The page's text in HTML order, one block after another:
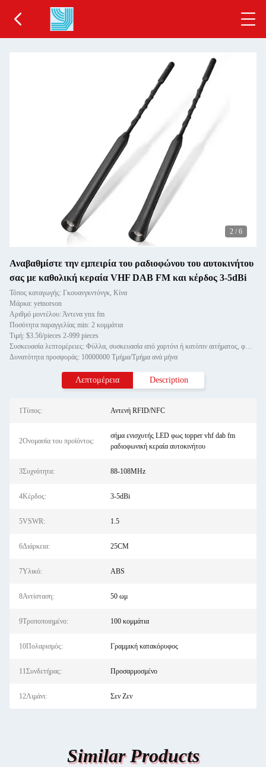
2 / 6
Αναβαθμίστε την εμπειρία του ραδιοφώνου του αυτοκινήτου
σας με καθολική κεραία VHF DAB FM και κέρδος 3-5dBi
Τόπος καταγωγής: Γκουανγκντόνγκ, Κίνα
Μάρκα: yetnorson
Αριθμό μοντέλου: Άντενα ynx fm
Ποσότητα παραγγελίας min: 2 κομμάτια
Τιμή: $3.56/pieces 2-999 pieces
Συσκευασία λεπτομέρειες: Φύλλα, συσκευασία από χαρτόνι ή κατόπιν αιτήματος, φωτιστικό υλικό για την ενίσχυση του σήματος
Δυνατότητα προσφοράς: 10000000 Τμήμα/Τμήμα ανά μήνα
Λεπτομέρεια Description
1Τύπος: Αντενή RFID/NFC
2Ονομασία του προϊόντος:
σήμα ενισχυτής LED φως topper vhf dab fm
ραδιοφωνική κεραία αυτοκινήτου
3Συχνότητα: 88-108MHz
4Κέρδος: 3-5dBi
5VSWR: 1.5
6Διάρκεια: 25CM
7Υλικό: ABS
8Αντίσταση: 50 ωμ
9Τροποποιημένο: 100 κομμάτια
10Πολαρισμός: Γραμμική κατακόρυφος
11Συνδετήρας: Προσαρμοσμένο
12Λιμάνι: Σεν Ζεν
Similar Products